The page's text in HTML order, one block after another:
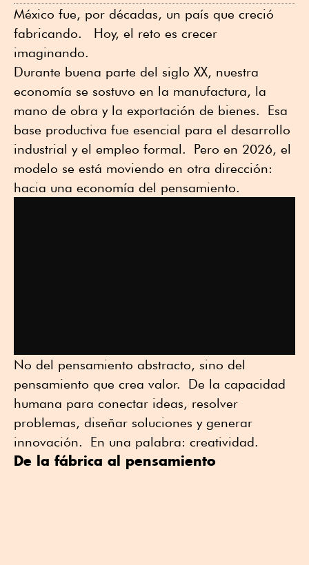
México fue, por décadas, un país que creció
fabricando. Hoy, el reto es crecer
imaginando.
Durante buena parte del siglo XX, nuestra
economía se sostuvo en la manufactura, la
mano de obra y la exportación de bienes. Esa
base productiva fue esencial para el desarrollo
industrial y el empleo formal. Pero en 2026, el
modelo se está moviendo en otra dirección:
hacia una economía del pensamiento.
No del pensamiento abstracto, sino del
pensamiento que crea valor. De la capacidad
humana para conectar ideas, resolver
problemas, diseñar soluciones y generar
innovación. En una palabra: creatividad.
De la fábrica al pensamiento